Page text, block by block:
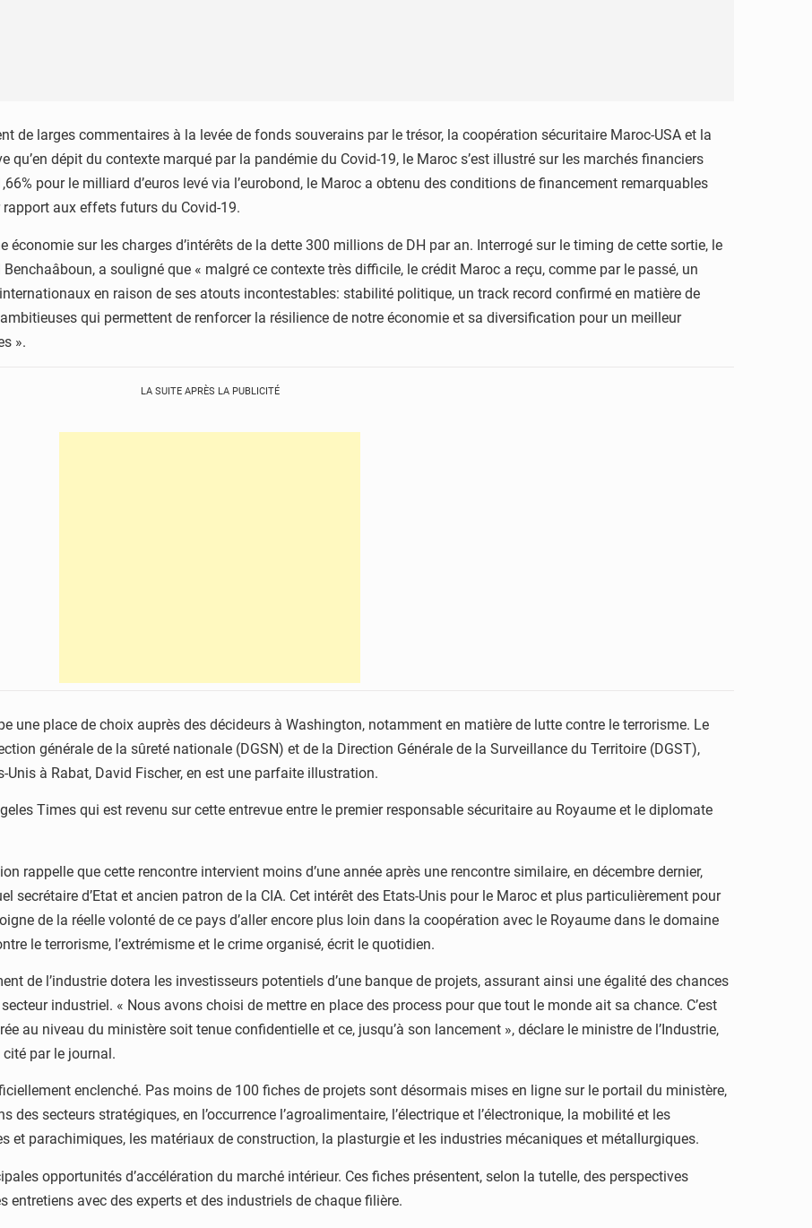
de larges commentaires à la levée de fonds souverains par le trésor, la coopération sécuritaire Maroc-USA et la
qu’en dépit du contexte marqué par la pandémie du Covid-19, le Maroc s’est illustré sur les marchés financiers
pour le milliard d’euros levé via l’eurobond, le Maroc a obtenu des conditions de financement remarquables
aux effets futurs du Covid-19.
économie sur les charges d’intérêts de la dette 300 millions de DH par an. Interrogé sur le timing de cette sortie, le
a souligné que « malgré ce contexte très difficile, le crédit Maroc a reçu, comme par le passé, un
en raison de ses atouts incontestables: stabilité politique, un track record confirmé en matière de
qui permettent de renforcer la résilience de notre économie et sa diversification pour un meilleur
».
LA SUITE APRÈS LA PUBLICITÉ
une place de choix auprès des décideurs à Washington, notamment en matière de lutte contre le terrorisme. Le
générale de la sûreté nationale (DGSN) et de la Direction Générale de la Surveillance du Territoire (DGST),
à Rabat, David Fischer, en est une parfaite illustration.
Times qui est revenu sur cette entrevue entre le premier responsable sécuritaire au Royaume et le diplomate
rappelle que cette rencontre intervient moins d’une année après une rencontre similaire, en décembre dernier,
secrétaire d’Etat et ancien patron de la CIA. Cet intérêt des Etats-Unis pour le Maroc et plus particulièrement pour
de la réelle volonté de ce pays d’aller encore plus loin dans la coopération avec le Royaume dans le domaine
le terrorisme, l’extrémisme et le crime organisé, écrit le quotidien.
de l’industrie dotera les investisseurs potentiels d’une banque de projets, assurant ainsi une égalité des chances
industriel. « Nous avons choisi de mettre en place des process pour que tout le monde ait sa chance. C’est
au niveau du ministère soit tenue confidentielle et ce, jusqu’à son lancement », déclare le ministre de l’Industrie,
cité par le journal.
enclenché. Pas moins de 100 fiches de projets sont désormais mises en ligne sur le portail du ministère,
secteurs stratégiques, en l’occurrence l’agroalimentaire, l’électrique et l’électronique, la mobilité et les
et parachimiques, les matériaux de construction, la plasturgie et les industries mécaniques et métallurgiques.
opportunités d’accélération du marché intérieur. Ces fiches présentent, selon la tutelle, des perspectives
entretiens avec des experts et des industriels de chaque filière.